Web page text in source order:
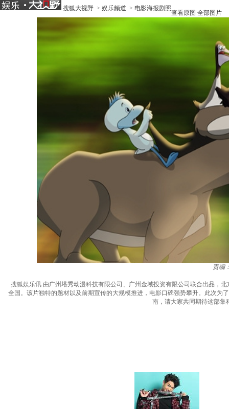
搜狐大视野 > 娱乐频道 > 电影海报剧照
查看原图 全部图片
责编
搜狐娱乐讯 由广州塔秀动漫科技有限公司、广州金域投资有限公司联合出品，
全国。该片独特的题材以及前期宣传的大规模推进，电影口碑强势攀升。此次
南，请大家共同期待这部集